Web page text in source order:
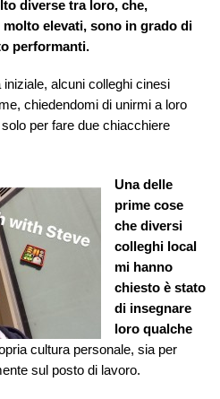
diverse tra loro, che,
elevati, sono in grado di
performanti.
alcuni colleghi cinesi
chiedendomi di unirmi a loro
per fare due chiacchiere
Una delle
prime cose
che diversi
colleghi local
mi hanno
chiesto è stato
di insegnare
loro qualche
cultura personale, sia per
sul posto di lavoro.